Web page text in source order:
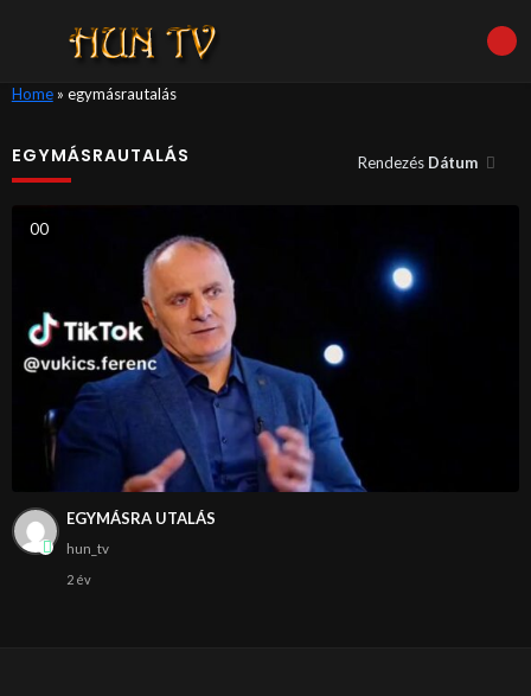
Home» egymásrautalás
EGYMÁSRAUTALÁS Rendezés Dátum
00
EGYMÁSRA UTALÁS
hun_tv
2 év